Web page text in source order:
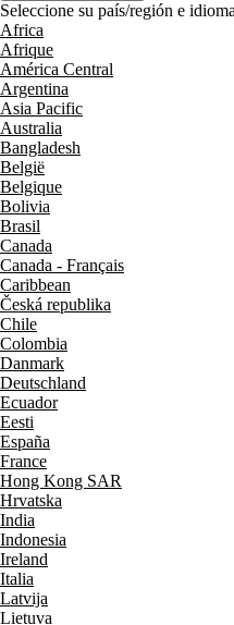
Seleccione su país/región e idioma
Africa
Afrique
América Central
Argentina
Asia Pacific
Australia
Bangladesh
België
Belgique
Bolivia
Brasil
Canada
Canada - Français
Caribbean
Česká republika
Chile
Colombia
Danmark
Deutschland
Ecuador
Eesti
España
France
Hong Kong SAR
Hrvatska
India
Indonesia
Ireland
Italia
Latvija
Lietuva